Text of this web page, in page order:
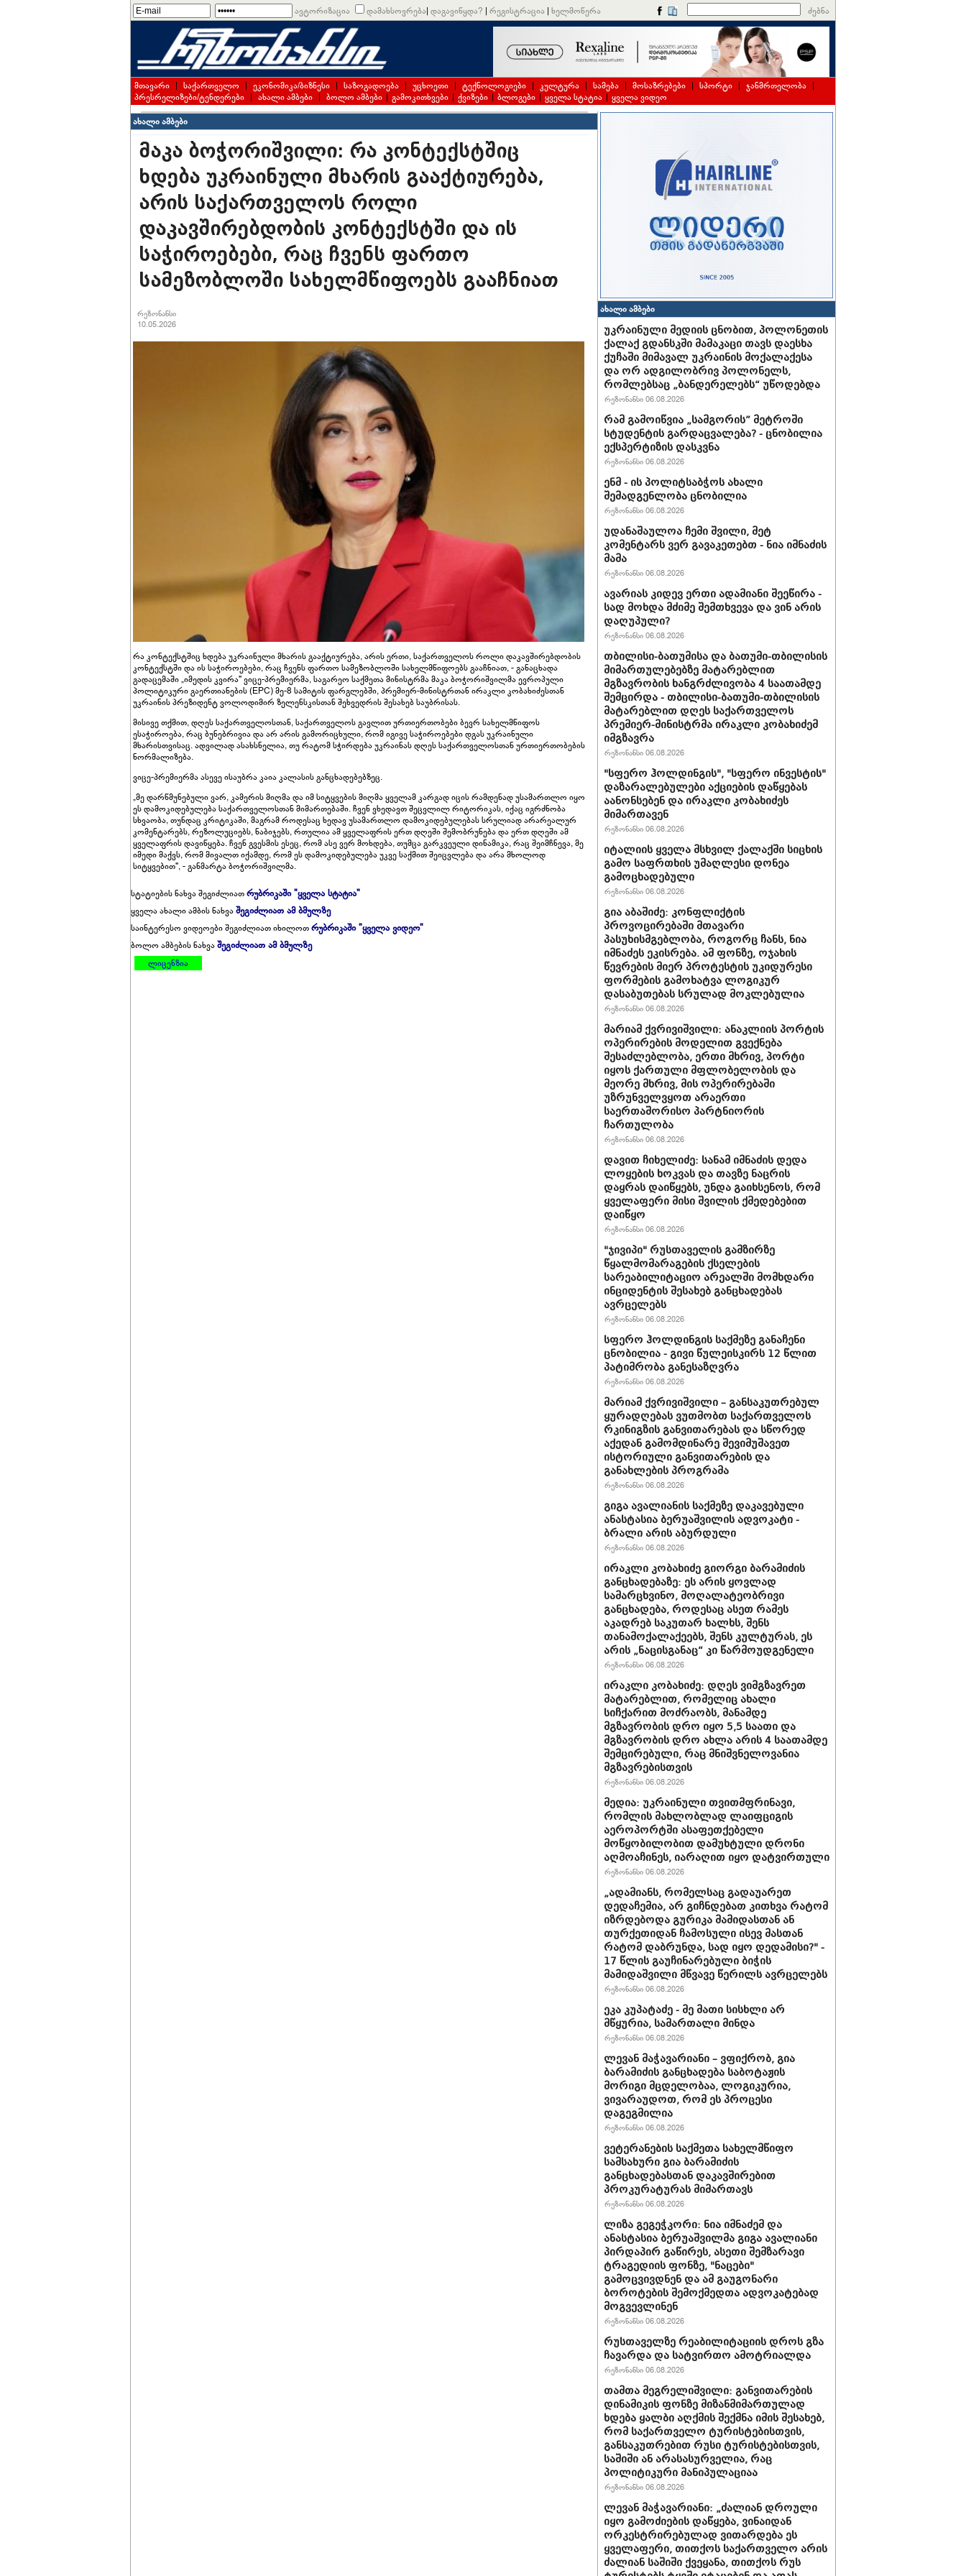
ავტორიზაცია დამახსოვრება| დაგავიწყდა? | რეგისტრაცია | ხელმოწერა ძებნა
მთავარი | საქართველო | ეკონომიკა/ბიზნესი | საზოგადოება | უცხოეთი | ტექნოლოგიები | კულტურა | სამება | მოსაზრებები | სპორტი | ჯანმრთელობა |
პრესრელიზები/ტენდერები | ახალი ამბები | ბოლო ამბები | გამოკითხვები | ქვიზები | ბლოგები | ყველა სტატია | ყველა ვიდეო
ახალი ამბები
მაკა ბოჭორიშვილი: რა კონტექსტშიც
ხდება უკრაინული მხარის გააქტიურება,
არის საქართველოს როლი
დაკავშირებდობის კონტექსტში და ის
საჭიროებები, რაც ჩვენს ფართო
სამეზობლოში სახელმწიფოებს გააჩნიათ
რეზონანსი
10.05.2026
რა კონტექსტშიც ხდება უკრაინული მხარის გააქტიურება, არის ერთი, საქართველოს როლი დაკავშირებდობის
კონტექსტში და ის საჭიროებები, რაც ჩვენს ფართო სამეზობლოში სახელმწიფოებს გააჩნიათ, - განაცხადა
გადაცემაში „იმედის კვირა" ვიცე-პრემიერმა, საგარეო საქმეთა მინისტრმა მაკა ბოჭორიშვილმა ევროპული
პოლიტიკური გაერთიანების (EPC) მე-8 სამიტის ფარგლებში, პრემიერ-მინისტრთან ირაკლი კობახიძესთან
უკრაინის პრეზიდენტ ვოლოდიმირ ზელენსკისთან შეხვედრის შესახებ საუბრისას.
მისივე თქმით, დღეს საქართველოსთან, საქართველოს გავლით ურთიერთობები ბევრ სახელმწიფოს
ესაჭიროება, რაც ბუნებრივია და არ არის გამორიცხული, რომ იგივე საჭიროებები დგას უკრაინული
მხარისთვისაც. ადვილად ასახსნელია, თუ რატომ სჭირდება უკრაინას დღეს საქართველოსთან ურთიერთობების
ნორმალიზება.
ვიცე-პრემიერმა ასევე ისაუბრა კაია კალასის განცხადებებზეც.
„მე დარწმუნებული ვარ, კამერის მიღმა და იმ სიტყვების მიღმა ყველამ კარგად იცის რამდენად უსამართლო იყო
ეს დამოკიდებულება საქართველოსთან მიმართებაში. ჩვენ ვხედავთ შეცვლილ რიტორიკას, იქაც იგრძნობა
სხვაობა, თუნდაც კრიტიკაში, მაგრამ როდესაც ხედავ უსამართლო დამოკიდებულებას სრულიად არარეალურ
კომენტარებს, რეზოლუციებს, ნაბიჯებს, რთულია ამ ყველაფრის ერთ დღეში შემობრუნება და ერთ დღეში ამ
ყველაფრის დავიწყება. ჩვენ გვესმის ესეც, რომ ასე ვერ მოხდება, თუმცა გარკვეული დინამიკა, რაც შეიმჩნევა, მე
იმედი მაქვს, რომ მივალთ იქამდე, რომ ეს დამოკიდებულება უკვე საქმით შეიცვლება და არა მხოლოდ
სიტყვებით", - განმარტა ბოჭორიშვილმა.
სტატიების ნახვა შეგიძლიათრუბრიკაში "ყველა სტატია"
ყველა ახალი ამბის ნახვაშეგიძლიათ ამ ბმულზე
საინტერესო ვიდეოები შეგიძლიათ იხილოთრუბრიკაში "ყველა ვიდეო"
ბოლო ამბების ნახვაშეგიძლიათ ამ ბმულზე
ლიცენზია
ახალი ამბები
უკრაინული მედიის ცნობით, პოლონეთის
ქალაქ გდანსკში მამაკაცი თავს დაესხა
ქუჩაში მიმავალ უკრაინის მოქალაქესა
და ორ ადგილობრივ პოლონელს,
რომლებსაც „ბანდერელებს“ უწოდებდა
რეზონანსი 06.08.2026
რამ გამოიწვია „სამგორის” მეტროში
სტუდენტის გარდაცვალება? - ცნობილია
ექსპერტიზის დასკვნა
რეზონანსი 06.08.2026
ენმ - ის პოლიტსაბჭოს ახალი
შემადგენლობა ცნობილია
რეზონანსი 06.08.2026
უდანაშაულოა ჩემი შვილი, მეტ
კომენტარს ვერ გავაკეთებთ - ნია იმნაძის
მამა
რეზონანსი 06.08.2026
ავარიას კიდევ ერთი ადამიანი შეეწირა -
სად მოხდა მძიმე შემთხვევა და ვინ არის
დაღუპული?
რეზონანსი 06.08.2026
თბილისი-ბათუმისა და ბათუმი-თბილისის
მიმართულებებზე მატარებლით
მგზავრობის ხანგრძლივობა 4 საათამდე
შემცირდა - თბილისი-ბათუმი-თბილისის
მატარებლით დღეს საქართველოს
პრემიერ-მინისტრმა ირაკლი კობახიძემ
იმგზავრა
რეზონანსი 06.08.2026
"სფერო ჰოლდინგის", "სფერო ინვესტის"
დაზარალებულები აქციების დაწყებას
აანონსებენ და ირაკლი კობახიძეს
მიმართავენ
რეზონანსი 06.08.2026
იტალიის ყველა მსხვილ ქალაქში სიცხის
გამო საფრთხის უმაღლესი დონეა
გამოცხადებული
რეზონანსი 06.08.2026
გია აბაშიძე: კონფლიქტის
პროვოცირებაში მთავარი
პასუხისმგებლობა, როგორც ჩანს, ნია
იმნაძეს ეკისრება. ამ ფონზე, ოჯახის
წევრების მიერ პროტესტის უკიდურესი
ფორმების გამოხატვა ლოგიკურ
დასაბუთებას სრულად მოკლებულია
რეზონანსი 06.08.2026
მარიამ ქვრივიშვილი: ანაკლიის პორტის
ოპერირების მოდელით გვექნება
შესაძლებლობა, ერთი მხრივ, პორტი
იყოს ქართული მფლობელობის და
მეორე მხრივ, მის ოპერირებაში
უზრუნველვყოთ არაერთი
საერთაშორისო პარტნიორის
ჩართულობა
რეზონანსი 06.08.2026
დავით ჩიხელიძე: სანამ იმნაძის დედა
ლოყების ხოკვას და თავზე ნაცრის
დაყრას დაიწყებს, უნდა გაიხსენოს, რომ
ყველაფერი მისი შვილის ქმედებებით
დაიწყო
რეზონანსი 06.08.2026
"ჯივიპი" რუსთაველის გამზირზე
წყალმომარაგების ქსელების
სარეაბილიტაციო არეალში მომხდარი
ინციდენტის შესახებ განცხადებას
ავრცელებს
რეზონანსი 06.08.2026
სფერო ჰოლდინგის საქმეზე განაჩენი
ცნობილია - გივი წულეისკირს 12 წლით
პატიმრობა განესაზღვრა
რეზონანსი 06.08.2026
მარიამ ქვრივიშვილი – განსაკუთრებულ
ყურადღებას ვუთმობთ საქართველოს
რკინიგზის განვითარებას და სწორედ
აქედან გამომდინარე შევიმუშავეთ
ისტორიული განვითარების და
განახლების პროგრამა
რეზონანსი 06.08.2026
გიგა ავალიანის საქმეზე დაკავებული
ანასტასია ბერუაშვილის ადვოკატი -
ბრალი არის აბურდული
რეზონანსი 06.08.2026
ირაკლი კობახიძე გიორგი ბარამიძის
განცხადებაზე: ეს არის ყოვლად
სამარცხვინო, მოღალატეობრივი
განცხადება, როდესაც ასეთ რამეს
აკადრებ საკუთარ ხალხს, შენს
თანამოქალაქეებს, შენს კულტურას, ეს
არის „ნაცისგანაც“ კი წარმოუდგენელი
რეზონანსი 06.08.2026
ირაკლი კობახიძე: დღეს ვიმგზავრეთ
მატარებლით, რომელიც ახალი
სიჩქარით მოძრაობს, მანამდე
მგზავრობის დრო იყო 5,5 საათი და
მგზავრობის დრო ახლა არის 4 საათამდე
შემცირებული, რაც მნიშვნელოვანია
მგზავრებისთვის
რეზონანსი 06.08.2026
მედია: უკრაინული თვითმფრინავი,
რომლის მახლობლად ლაიფციგის
აეროპორტში ასაფეთქებელი
მოწყობილობით დამუხტული დრონი
აღმოაჩინეს, იარაღით იყო დატვირთული
რეზონანსი 06.08.2026
„ადამიანს, რომელსაც გადაუარეთ
დედაჩემია, არ გიჩნდებათ კითხვა რატომ
იზრდებოდა გურიკა მამიდასთან ან
თურქეთიდან ჩამოსული ისევ მასთან
რატომ დაბრუნდა, სად იყო დედამისი?" -
17 წლის გაუჩინარებული ბიჭის
მამიდაშვილი მწვავე წერილს ავრცელებს
რეზონანსი 06.08.2026
ეკა კუპატაძე - მე მათი სისხლი არ
მწყურია, სამართალი მინდა
რეზონანსი 06.08.2026
ლევან მაჭავარიანი – ვფიქრობ, გია
ბარამიძის განცხადება საბოტაჟის
მორიგი მცდელობაა, ლოგიკურია,
ვივარაუდოთ, რომ ეს პროცესი
დაგეგმილია
რეზონანსი 06.08.2026
ვეტერანების საქმეთა სახელმწიფო
სამსახური გია ბარამიძის
განცხადებასთან დაკავშირებით
პროკურატურას მიმართავს
რეზონანსი 06.08.2026
ლიზა გეგეჭკორი: ნია იმნაძემ და
ანასტასია ბერუაშვილმა გიგა ავალიანი
პირდაპირ გაწირეს, ასეთი შემზარავი
ტრაგედიის ფონზე, "ნაცები"
გამოცვივდნენ და ამ გაუგონარი
ბოროტების შემოქმედთა ადვოკატებად
მოგვევლინენ
რეზონანსი 06.08.2026
რუსთაველზე რეაბილიტაციის დროს გზა
ჩავარდა და სატვირთო ამოტრიალდა
რეზონანსი 06.08.2026
თამთა მეგრელიშვილი: განვითარების
დინამიკის ფონზე მიზანმიმართულად
ხდება ყალბი აღქმის შექმნა იმის შესახებ,
რომ საქართველო ტურისტებისთვის,
განსაკუთრებით რუსი ტურისტებისთვის,
საშიში ან არასასურველია, რაც
პოლიტიკური მანიპულაციაა
რეზონანსი 06.08.2026
ლევან მაჭავარიანი: „ძალიან დროული
იყო გამოძიების დაწყება, ვინაიდან
ორკესტრირებულად ვითარდება ეს
ყველაფერი, თითქოს საქართველო არის
ძალიან საშიში ქვეყანა, თითქოს რუს